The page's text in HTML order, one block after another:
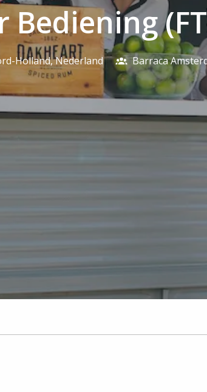
Bediening
Holland,Nederland Barraca